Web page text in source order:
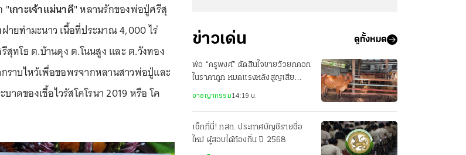
"เกาะเจ้าแม่นาคี" หลานรักของพ่อปู่ศรีสุ
ยท่ามะนาว เนื้อที่ประมาณ 4,000 ไร่
ทโธ ต.บ้านดุง ต.โนนสูง และ ต.วังทอง
ราบไหว้เพื่อขอพรจากหลานสาวพ่อปู่และ
ดของเชื้อไวรัสโคโรนา 2019 หรือ โค
ข่าวเด่น ดูทั้งหมด
พ่อ “ครูพงศ์” ตัดสินใจขายวัวยกคอก
ในราคาถูก หมดแรงหลังสูญเสีย
อาชญากรรม14:19 น.
เช็กที่นี่! กสถ. ประกาศบัญชีรายชื่อ
ใหม่ ผู้สอบได้ท้องถิ่น ปี 2568